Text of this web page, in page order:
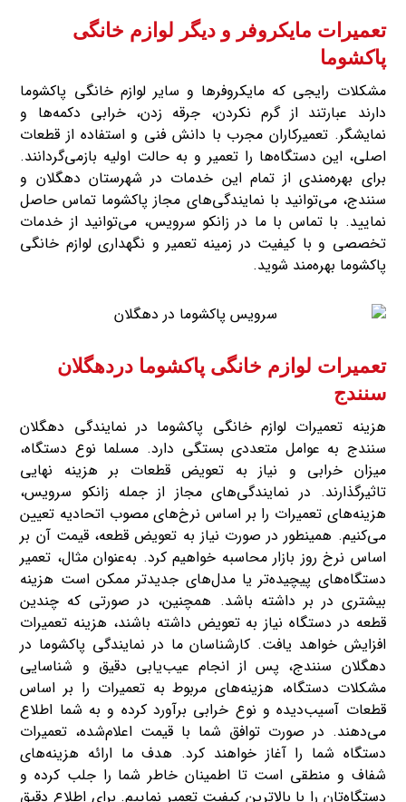
تعمیرات مایکروفر و دیگر لوازم خانگی
پاکشوما
مشکلات رایجی که مایکروفرها و سایر لوازم خانگی پاکشوما
دارند عبارتند از گرم نکردن، جرقه زدن، خرابی دکمه‌ها و
نمایشگر. تعمیرکاران مجرب با دانش فنی و استفاده از قطعات
اصلی، این دستگاه‌ها را تعمیر و به حالت اولیه بازمی‌گردانند.
برای بهره‌مندی از تمام این خدمات در شهرستان دهگلان و
سنندج، می‌توانید با نمایندگی‌های مجاز پاکشوما تماس حاصل
نمایید. با تماس با ما در زانکو سرویس، می‌توانید از خدمات
تخصصی و با کیفیت در زمینه تعمیر و نگهداری لوازم خانگی
پاکشوما بهره‌مند شوید.
تعمیرات لوازم خانگی پاکشوما دردهگلان
سنندج
هزینه تعمیرات لوازم خانگی پاکشوما در نمایندگی دهگلان
سنندج به عوامل متعددی بستگی دارد. مسلما نوع دستگاه،
میزان خرابی و نیاز به تعویض قطعات بر هزینه نهایی
تاثیرگذارند. در نمایندگی‌های مجاز از جمله زانکو سرویس،
هزینه‌های تعمیرات را بر اساس نرخ‌های مصوب اتحادیه تعیین
می‌کنیم. همینطور در صورت نیاز به تعویض قطعه، قیمت آن بر
اساس نرخ روز بازار محاسبه خواهیم کرد. به‌عنوان مثال، تعمیر
دستگاه‌های پیچیده‌تر یا مدل‌های جدیدتر ممکن است هزینه
بیشتری در بر داشته باشد. همچنین، در صورتی که چندین
قطعه در دستگاه نیاز به تعویض داشته باشند، هزینه تعمیرات
افزایش خواهد یافت. کارشناسان ما در نمایندگی پاکشوما در
دهگلان سنندج، پس از انجام عیب‌یابی دقیق و شناسایی
مشکلات دستگاه، هزینه‌های مربوط به تعمیرات را بر اساس
قطعات آسیب‌دیده و نوع خرابی برآورد کرده و به شما اطلاع
می‌دهند. در صورت توافق شما با قیمت اعلام‌شده، تعمیرات
دستگاه شما را آغاز خواهند کرد. هدف ما ارائه هزینه‌های
شفاف و منطقی است تا اطمینان خاطر شما را جلب کرده و
دستگاه‌تان را با بالاترین کیفیت تعمیر نماییم. برای اطلاع دقیق